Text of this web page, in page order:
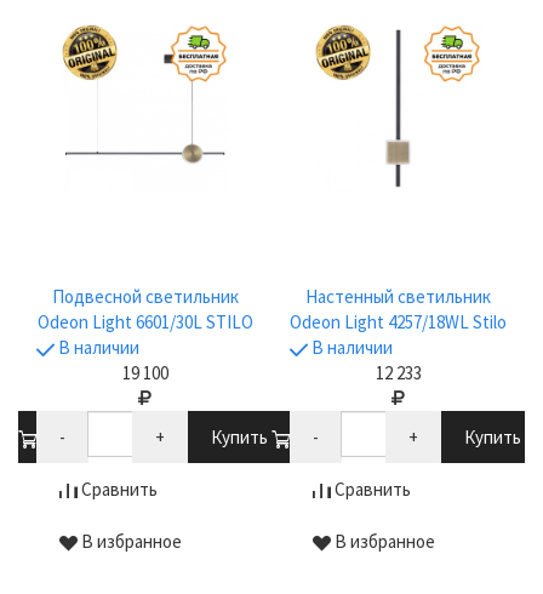
Подвесной светильник
Odeon Light 6601/30L STILO
В наличии
19 100
- + Купить
Сравнить
В избранное
Настенный светильник
Odeon Light 4257/18WL Stilo
В наличии
12 233
- + Купить
Сравнить
В избранное